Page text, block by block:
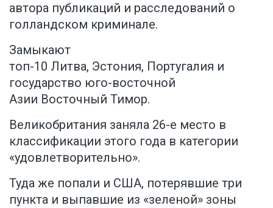
автора публикаций и расследований о
голландском криминале.
Замыкают
топ-10 Литва, Эстония, Португалия и
государство юго-восточной
Азии Восточный Тимор.
Великобритания заняла 26-е место в
классификации этого года в категории
«удовлетворительно».
Туда же попали и США, потерявшие три
пункта и выпавшие из «зеленой» зоны